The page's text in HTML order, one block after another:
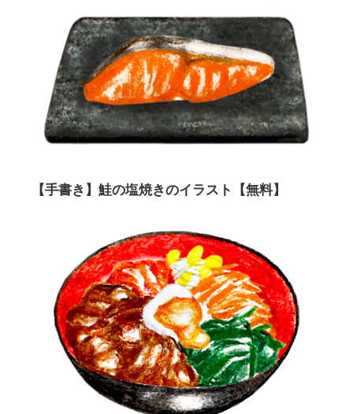
【手書き】鮭の塩焼きのイラスト【無料】